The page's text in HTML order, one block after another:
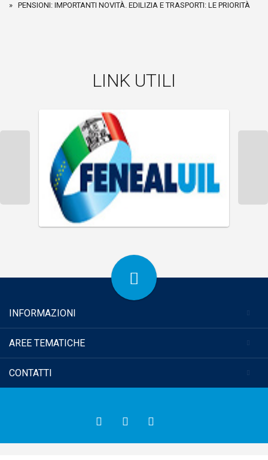
PENSIONI: IMPORTANTI NOVITÀ. EDILIZIA E TRASPORTI: LE PRIORITÀ
LINK UTILI
INFORMAZIONI
AREE TEMATICHE
CONTATTI